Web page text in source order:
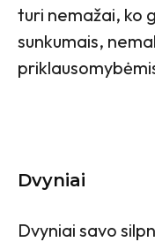
turi nemažai, ko
sunkumais,
Dvyniai
Dvyniai savo